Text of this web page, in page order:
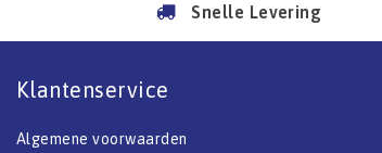
Snelle Levering
Klantenservice
Algemene voorwaarden